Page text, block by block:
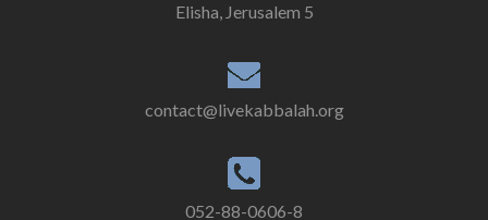
5 Elisha, Jerusalem
contact@livekabbalah.org
052-88-0606-8